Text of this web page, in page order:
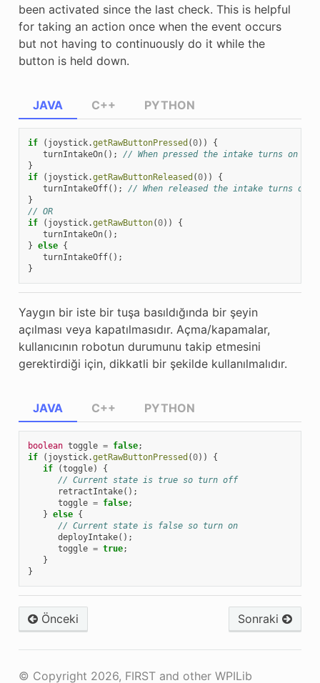
been activated since the last check. This is helpful
for taking an action once when the event occurs
but not having to continuously do it while the
button is held down.
JAVA
if ( joystick.getRawButtonPressed (0))
{
turnIntakeOn();
// When pressed the intake turns on
}
if
( joystick.getRawButtonReleased (0))
{
turnIntakeOff();
// When released the intake turns off
}
// OR
if
( joystick.getRawButton(0))
{
turnIntakeOn();
} else {
turnIntakeOff();
}
C++ PYTHON
Yaygın bir iste bir tuşa basıldığında bir şeyin
açılması veya kapatılmasıdır. Açma/kapamalar,
kullanıcının robotun durumunu takip etmesini
gerektirdiği için, dikkatli bir şekilde kullanılmalıdır.
JAVA
boolean toggle = false;
if
( joystick.getRawButtonPressed (0))
{
if
(toggle)
{
// Current state is true so turn off
retractIntake();
toggle = false;
} else {
// Current state is false so turn on
deployIntake();
toggle = true;
}
}
C++ PYTHON
Önceki Sonraki
© Copyright 2026, FIRST and other WPILib